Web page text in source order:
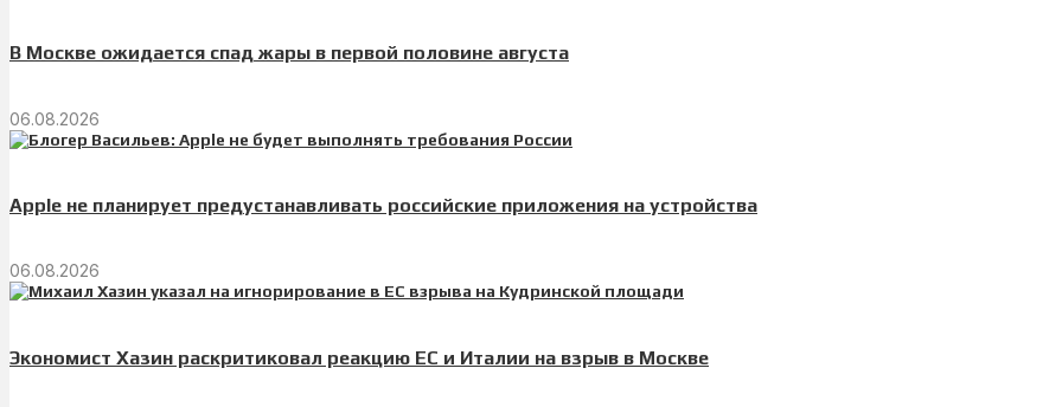
В Москве ожидается спад жары в первой половине августа
06.08.2026
Apple не планирует предустанавливать российские приложения на устройства
06.08.2026
Экономист Хазин раскритиковал реакцию ЕС и Италии на взрыв в Москве